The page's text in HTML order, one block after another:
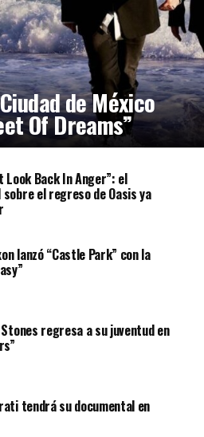
de México
Of Dreams”
Look Back In Anger”: el
el regreso de Oasis ya
lanzó “Castle Park” con la
regresa a su juventud en
tendrá su documental en